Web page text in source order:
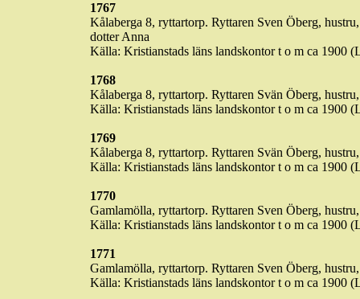
1767
Kålaberga 8, ryttartorp. Ryttaren Sven Öberg,
dotter Anna
Källa: Kristianstads läns landskontor t o m ca 1900
1768
Kålaberga 8, ryttartorp. Ryttaren Svän Öberg,
Källa: Kristianstads läns landskontor t o m ca 1900
1769
Kålaberga 8, ryttartorp. Ryttaren Svän Öberg,
Källa: Kristianstads läns landskontor t o m ca 1900
1770
Gamlamölla, ryttartorp. Ryttaren Sven Öberg,
Källa: Kristianstads läns landskontor t o m ca 1900
1771
Gamlamölla, ryttartorp. Ryttaren Sven Öberg,
Källa: Kristianstads läns landskontor t o m ca 1900